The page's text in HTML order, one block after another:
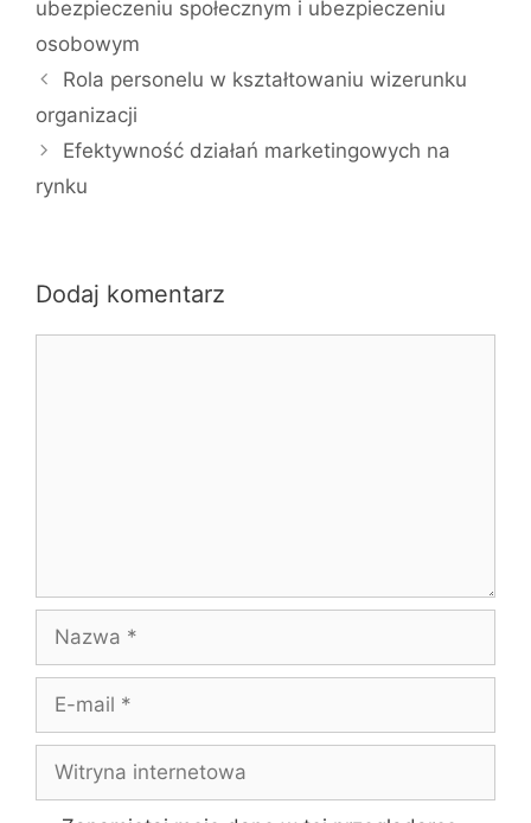
ubezpieczeniu społecznym i ubezpieczeniu
osobowym
Rola personelu w kształtowaniu wizerunku
organizacji
Efektywność działań marketingowych na
rynku
Dodaj komentarz
mail
internetowa